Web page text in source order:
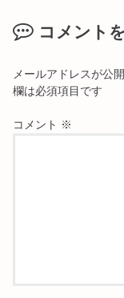
コメント
メールアドレスが公
欄は必須項目です
コメント ※